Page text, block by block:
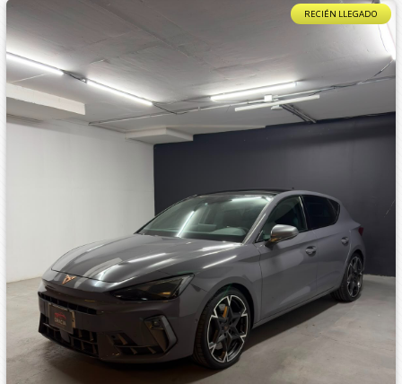
RECIÉN LLEGADO